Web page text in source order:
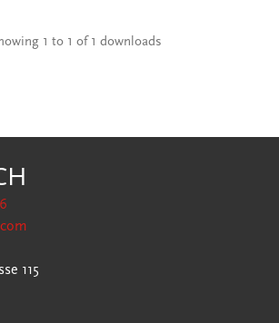
1 to 1 of 1 downloads
115